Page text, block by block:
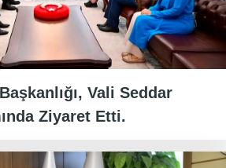
Vali Seddar
Ziyaret Etti.